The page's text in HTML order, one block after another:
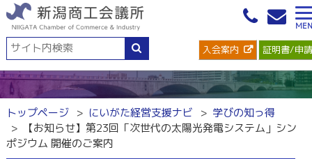
入会案内 証明書/申請
トップページ にいがた経営支援ナビ
学びの知っ得
【お知らせ】第23回「次世代の太陽光発電システム」シン
ポジウム 開催のご案内